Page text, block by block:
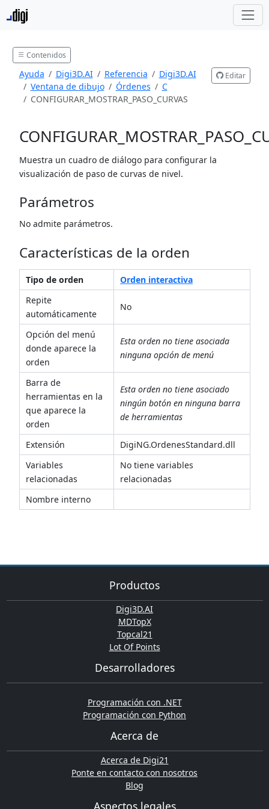
Contenidos
Ayuda Digi3D.AI Referencia
Digi3D.AI
Ventana de dibujo
Órdenes
C
CONFIGURAR_MOSTRAR_PASO_CURVAS
Editar
Muestra un cuadro de diálogo para configurar la
visualización de paso de curvas de nivel.
Parámetros
No admite parámetros.
Características de la orden
Tipo de orden
Orden interactiva
Repite
automáticamente
No
Opción del menú
donde aparece la
orden
Esta orden no tiene asociada
ninguna opción de menú
Barra de
herramientas en la
que aparece la
orden
Esta orden no tiene asociado
ningún botón en ninguna barra
de herramientas
Extensión
DigiNG.OrdenesStandard.dll
Variables
relacionadas
No tiene variables
relacionadas
Nombre interno
Productos
Digi3D.AI
MDTopX
Topcal21
Lot Of Points
Desarrolladores
Programación con .NET
Programación con Python
Acerca de
Acerca de Digi21
Ponte en contacto con nosotros
Blog
Aspectos legales